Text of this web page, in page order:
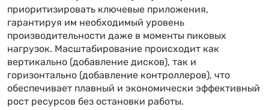
приоритизировать ключевые приложения,
гарантируя им необходимый уровень
производительности даже в моменты пиковых
нагрузок. Масштабирование происходит как
вертикально (добавление дисков), так и
горизонтально (добавление контроллеров), что
обеспечивает плавный и экономически эффективный
рост ресурсов без остановки работы.